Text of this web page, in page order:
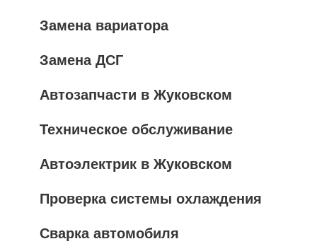
Замена вариатора
Замена ДСГ
Автозапчасти в Жуковском
Техническое обслуживание
Автоэлектрик в Жуковском
Проверка системы охлаждения
Сварка автомобиля